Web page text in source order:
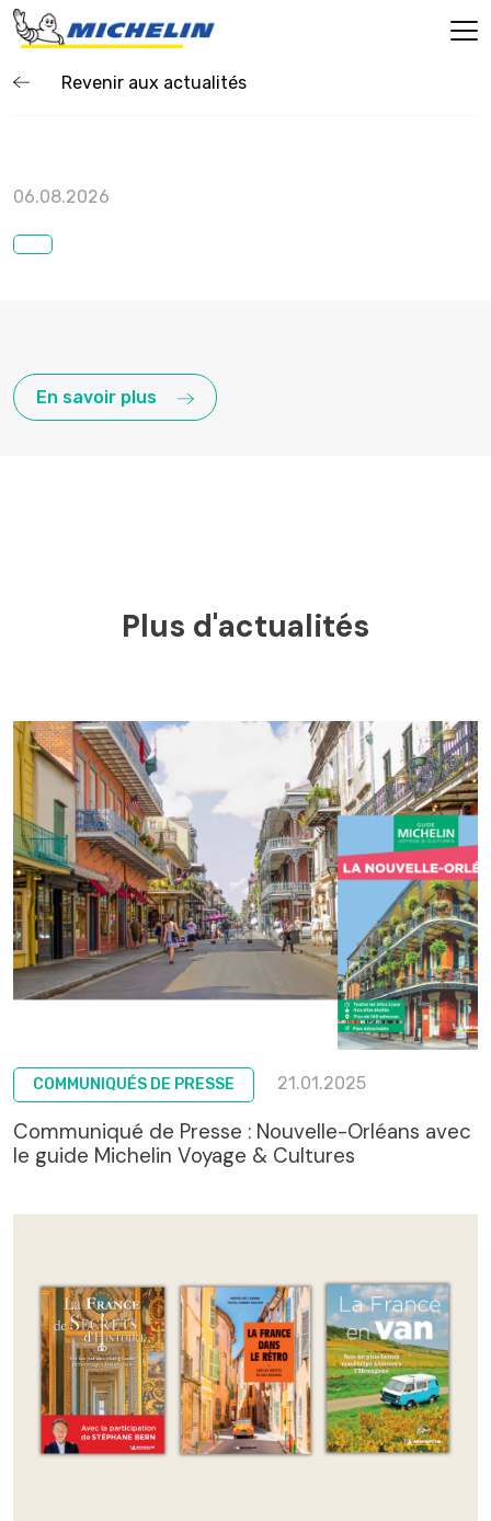
Revenir aux actualités
06.08.2026
En savoir plus
Plus d'actualités
COMMUNIQUÉS DE PRESSE 21.01.2025
Communiqué de Presse : Nouvelle-Orléans avec
le guide Michelin Voyage & Cultures